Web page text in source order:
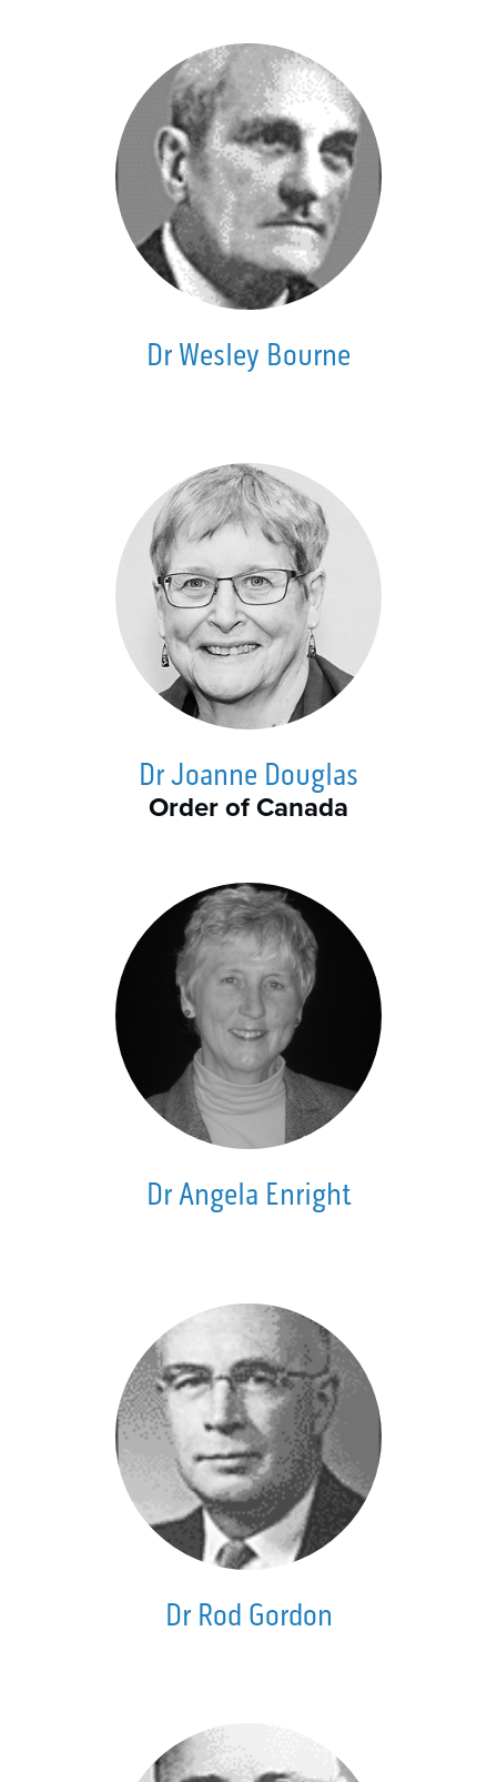
Dr Wesley Bourne
Dr Joanne Douglas
Order of Canada
Dr Angela Enright
Dr Rod Gordon